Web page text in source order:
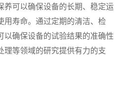
养可以确保设备的长期、稳定运
用寿命。通过定期的清洁、检
以确保设备的试验结果的准确性
理等领域的研究提供有力的支